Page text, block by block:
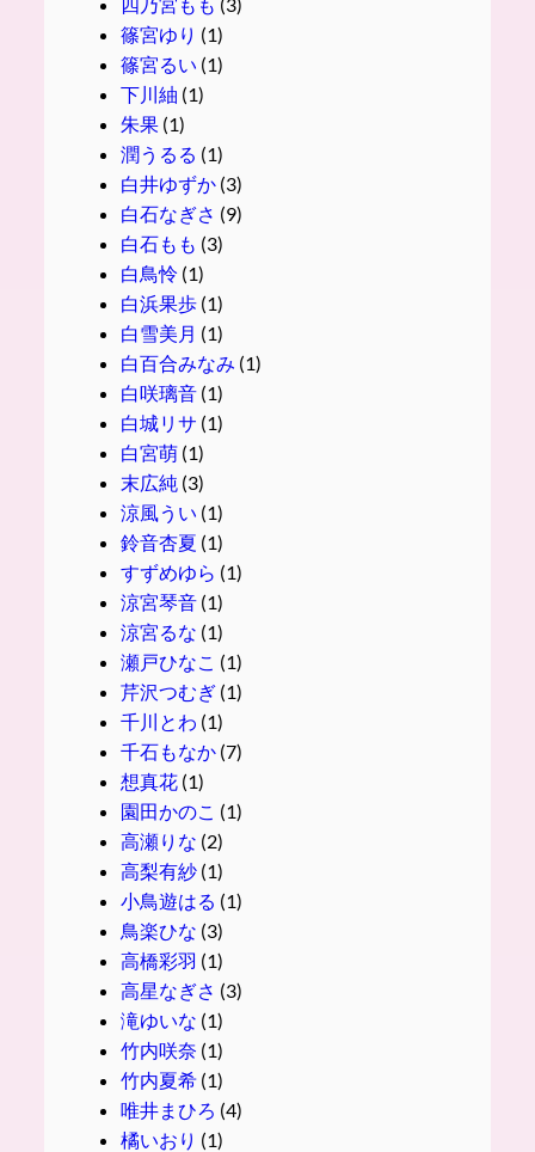
篠宮ゆり (1)
篠宮るい (1)
下川紬 (1)
朱果(1)
潤うるる (1)
白井ゆずか(3)
白石なぎさ (9)
白石もも (3)
白鳥怜(1)
白浜果歩(1)
白雪美月 (1)
白百合みなみ (1)
白咲璃音(1)
白城リサ (1)
白宮萌(1)
末広純 (3)
涼風うい (1)
鈴音杏夏 (1)
すずめゆら (1)
涼宮琴音(1)
涼宮るな (1)
瀬戸ひなこ (1)
芹沢つむぎ(1)
千川とわ (1)
千石もなか(7)
想真花(1)
園田かのこ (1)
高瀬りな (2)
高梨有紗(1)
小鳥遊はる (1)
鳥楽ひな (3)
高橋彩羽 (1)
高星なぎさ (3)
滝ゆいな (1)
竹内咲奈 (1)
竹内夏希(1)
唯井まひろ (4)
橘いおり (1)